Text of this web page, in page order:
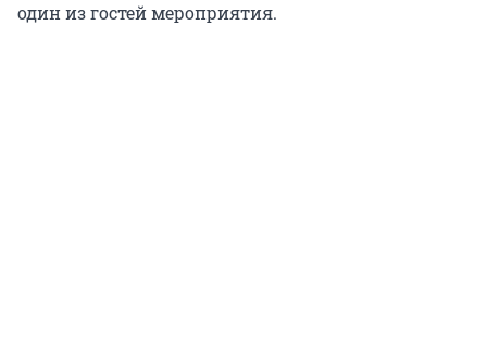
один из гостей мероприятия.